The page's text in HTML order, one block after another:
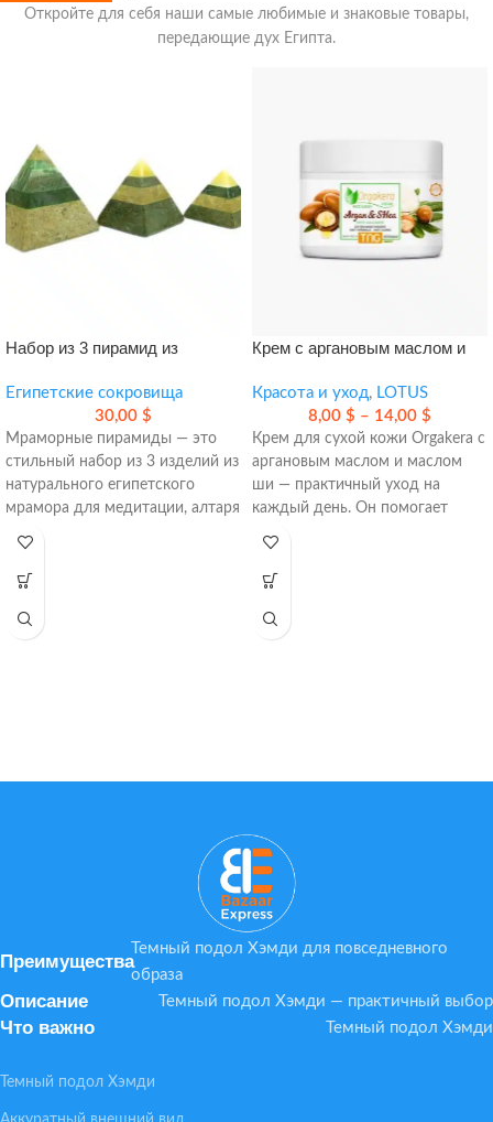
Откройте для себя наши самые любимые и знаковые товары,
передающие дух Египта.
Набор из 3 пирамид из
Египетские сокровища
30,00 $
Мраморные пирамиды — это
стильный набор из 3 изделий из
натурального египетского
мрамора для медитации, алтаря
поддержать концентрацию и
пространство.
Крем с аргановым маслом и
увлажнение и уход для сухой
Красота и уход, LOTUS
8,00 $ – 14,00 $
Крем для сухой кожи Orgakera с
аргановым маслом и маслом
ши — практичный уход на
каждый день. Он помогает
подходит для лица, шеи, губ и
Преимущества
Темный подол Хэмди для повседневного
образа
Описание Темный подол Хэмди — практичный выбор
Что важно Темный подол Хэмди
Темный подол Хэмди